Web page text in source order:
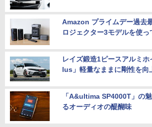
Amazon プライムデー過去
ロジェクター3モデルを使っ
レイズ鍛造1ピースアルミ
lus」軽量なままに剛性を向
「A&ultima SP4000T」の
るオーディオの醍醐味